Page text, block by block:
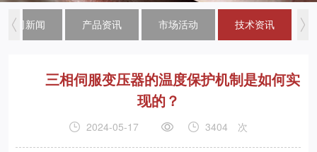
公司新闻 产品资讯 市场活动 技术资讯
三相伺服变压器的温度保护机制是如何实
现的？
2024-05-17 3404 次